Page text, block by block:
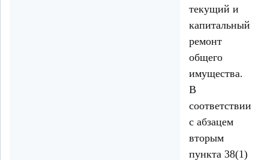
текущий и
капитальный
ремонт
общего
имущества.
В
соответствии
с абзацем
вторым
пункта 38(1)